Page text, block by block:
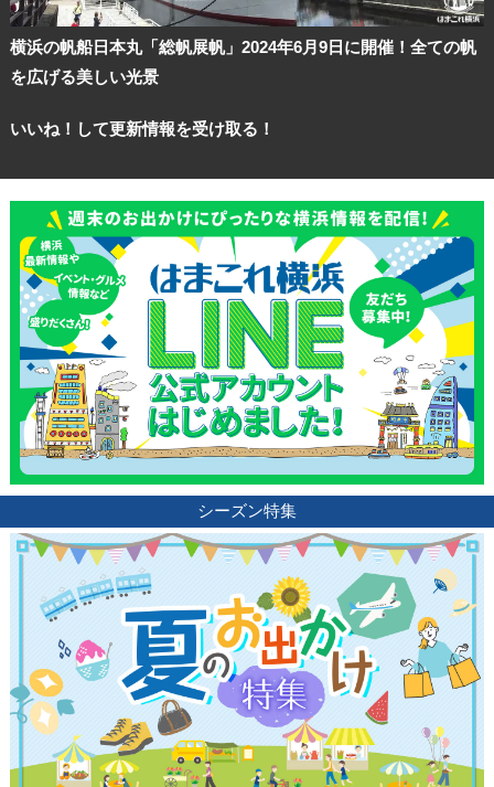
横浜の帆船日本丸「総帆展帆」2024年6月9日に開催！全ての帆
を広げる美しい光景
いいね！して更新情報を受け取る！
シーズン特集